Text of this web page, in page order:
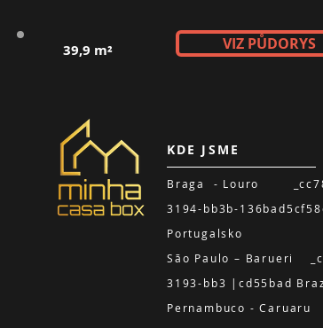
39,9 m² VIZ PŮDORYS
KDE JSME
Braga - Louro
3194-bb3b-
Portugalsko
São Paulo – Barueri
3193-bb3 |cd55bad
Pernambuco -